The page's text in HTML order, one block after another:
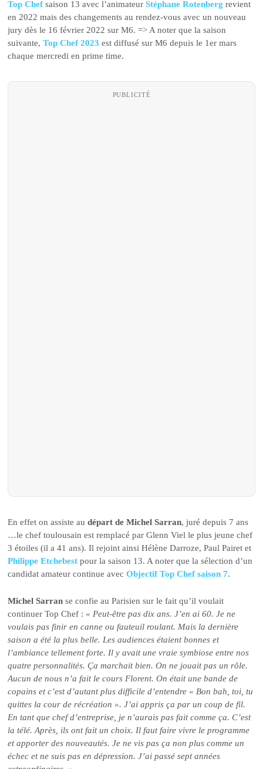
Top Chefsaison 13 avec l’animateurStéphane Rotenberg revient
en 2022 mais des changements au rendez-vous avec un nouveau
jury dès le 16 février 2022 sur M6. => A noter que la saison
suivante,Top Chef 2023 est diffusé sur M6 depuis le 1er mars
chaque mercredi en prime time.
PUBLICITÉ
En effet on assiste au départ de Michel Sarran, juré depuis 7 ans
…le chef toulousain est remplacé par Glenn Viel le plus jeune chef
3 étoiles (il a 41 ans). Il rejoint ainsi Hélène Darroze, Paul Pairet et
Philippe Etchebest pour la saison 13. A noter que la sélection d’un
candidat amateur continue avecObjectif Top Chef saison 7.
Michel Sarranse confie au Parisien sur le fait qu’il voulait
continuer Top Chef : « Peut-être pas dix ans. J’en ai 60. Je ne
voulais pas finir en canne ou fauteuil roulant. Mais la dernière
saison a été la plus belle. Les audiences étaient bonnes et
l’ambiance tellement forte. Il y avait une vraie symbiose entre nos
quatre personnalités. Ça marchait bien. On ne jouait pas un rôle.
Aucun de nous n’a fait le cours Florent. On était une bande de
copains et c’est d’autant plus difficile d’entendre « Bon bah, toi, tu
quittes la cour de récréation ». J’ai appris ça par un coup de fil.
En tant que chef d’entreprise, je n’aurais pas fait comme ça. C’est
la télé. Après, ils ont fait un choix. Il faut faire vivre le programme
et apporter des nouveautés. Je ne vis pas ça non plus comme un
échec et ne suis pas en dépression. J’ai passé sept années